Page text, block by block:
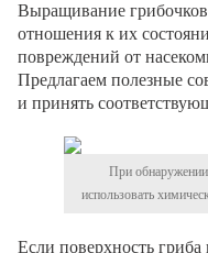
Выращивание грибочков
отношения к их
повреждений от
Предлагаем полезные
и принять
При обнаружении
использовать
Если поверхность